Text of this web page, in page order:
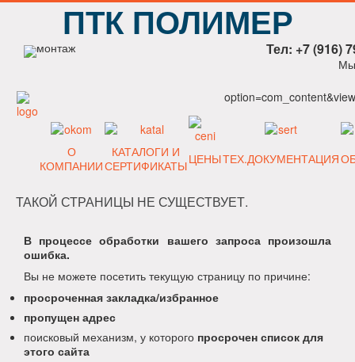
ПТК ПОЛИМЕР
Тел: +7 (916)
Мы
О
КОМПАНИИ
КАТАЛОГИ И
СЕРТИФИКАТЫЦЕНЫТЕХ.ДОКУМЕНТАЦИЯ
ТАКОЙ СТРАНИЦЫ НЕ СУЩЕСТВУЕТ.
В процессе обработки вашего запроса произошла
ошибка.
Вы не можете посетить текущую страницу по причине:
просроченная закладка/избранное
пропущен адрес
поисковый механизм, у которого просрочен список для
этого сайта